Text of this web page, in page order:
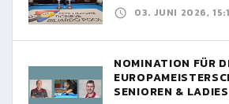
03. JUNI 2026,
NOMINATION FÜR
SENIOREN &